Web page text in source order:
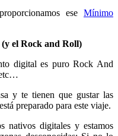
ese Mínimo
(y el Rock and Roll)
digital es puro Rock And
y te tienen que gustar las
preparado para este viaje.
nativos digitales y estamos